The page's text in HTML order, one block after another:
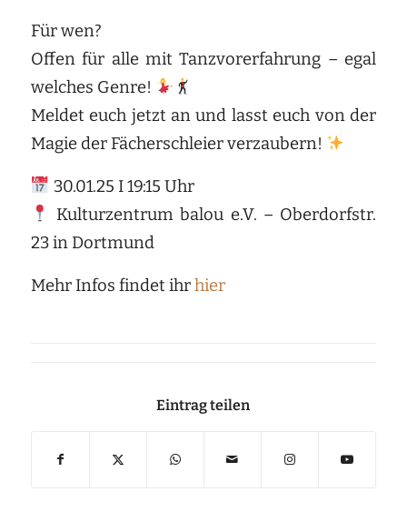
Für wen?
Offen für alle mit Tanzvorerfahrung – egal
welches Genre!
Meldet euch jetzt an und lasst euch von der
Magie der Fächerschleier verzaubern!
30.01.25 I 19:15 Uhr
Kulturzentrum balou e.V. – Oberdorfstr.
23 in Dortmund
Mehr Infos findet ihrhier
Eintrag teilen